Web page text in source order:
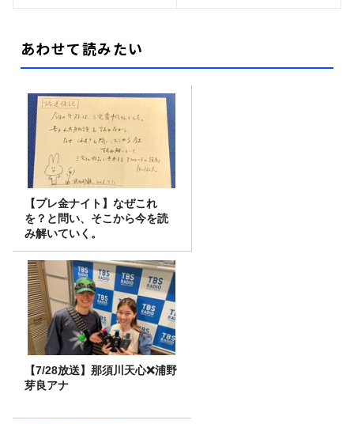
あわせて読みたい
【プレ金ナイト】なぜこれ
を？と問い、そこから今を読
み解いていく。
【7/28放送】那須川天心❌浦野
芽良アナ